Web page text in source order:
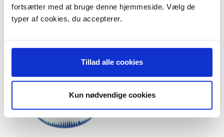
fortsætter med at bruge denne hjemmeside. Vælg de
typer af cookies, du accepterer.
Tillad alle cookies
Kun nødvendige cookies